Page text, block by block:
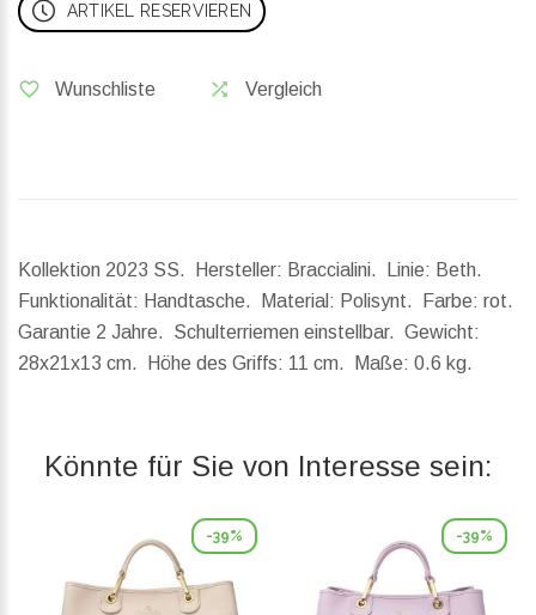
ARTIKEL RESERVIEREN
Wunschliste Vergleich
Kollektion 2023 SS. Hersteller: Braccialini. Linie: Beth.
Funktionalität: Handtasche. Material: Polisynt. Farbe: rot.
Garantie 2 Jahre. Schulterriemen einstellbar. Gewicht:
28x21x13 cm.
Höhe des Griffs: 11 cm. Maße: 0.6 kg.
Könnte für Sie von Interesse sein:
-39% -39%